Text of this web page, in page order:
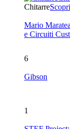
Chitarre
Mario
e Circuiti
6
Gibson
1